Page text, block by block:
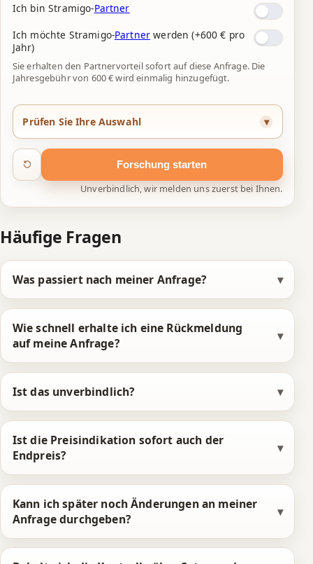
6
7
8
9
0
1
2
3
4
5
6
7
8
9
0
1
2
3
4
6
7
8
9
0
1
2
3
4
5
6
7
8
9
0
1
2
3
4
9
0
1
2
3
5
7
8
9
0
1
2
3
4
5
6
7
Ich bin Stramigo-Partner
Ich möchte Stramigo-Partner werden (+600 € pro
Jahr)
Sie erhalten den Partnervorteil sofort auf diese Anfrage. Die
Jahresgebühr von 600 € wird einmalig hinzugefügt.
Prüfen Sie Ihre Auswahl
Forschung starten
Unverbindlich, wir melden uns zuerst bei Ihnen.
Häufige Fragen
Was passiert nach meiner Anfrage?
Wie schnell erhalte ich eine Rückmeldung
auf meine Anfrage?
Ist das unverbindlich?
Ist die Preisindikation sofort auch der
Endpreis?
Kann ich später noch Änderungen an meiner
Anfrage durchgeben?